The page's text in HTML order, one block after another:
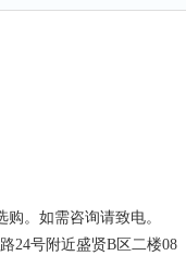
购。如需咨询请致电。
24号附近盛贤B区二楼08